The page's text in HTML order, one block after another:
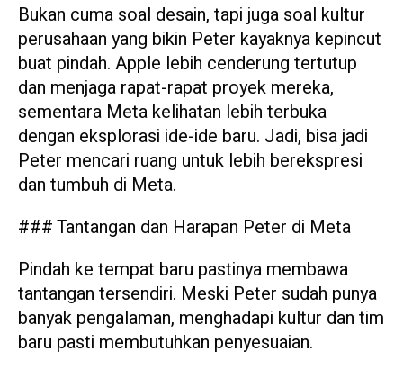
Bukan cuma soal desain, tapi juga soal kultur
perusahaan yang bikin Peter kayaknya kepincut
buat pindah. Apple lebih cenderung tertutup
dan menjaga rapat-rapat proyek mereka,
sementara Meta kelihatan lebih terbuka
dengan eksplorasi ide-ide baru. Jadi, bisa jadi
Peter mencari ruang untuk lebih berekspresi
dan tumbuh di Meta.
### Tantangan dan Harapan Peter di Meta
Pindah ke tempat baru pastinya membawa
tantangan tersendiri. Meski Peter sudah punya
banyak pengalaman, menghadapi kultur dan tim
baru pasti membutuhkan penyesuaian.